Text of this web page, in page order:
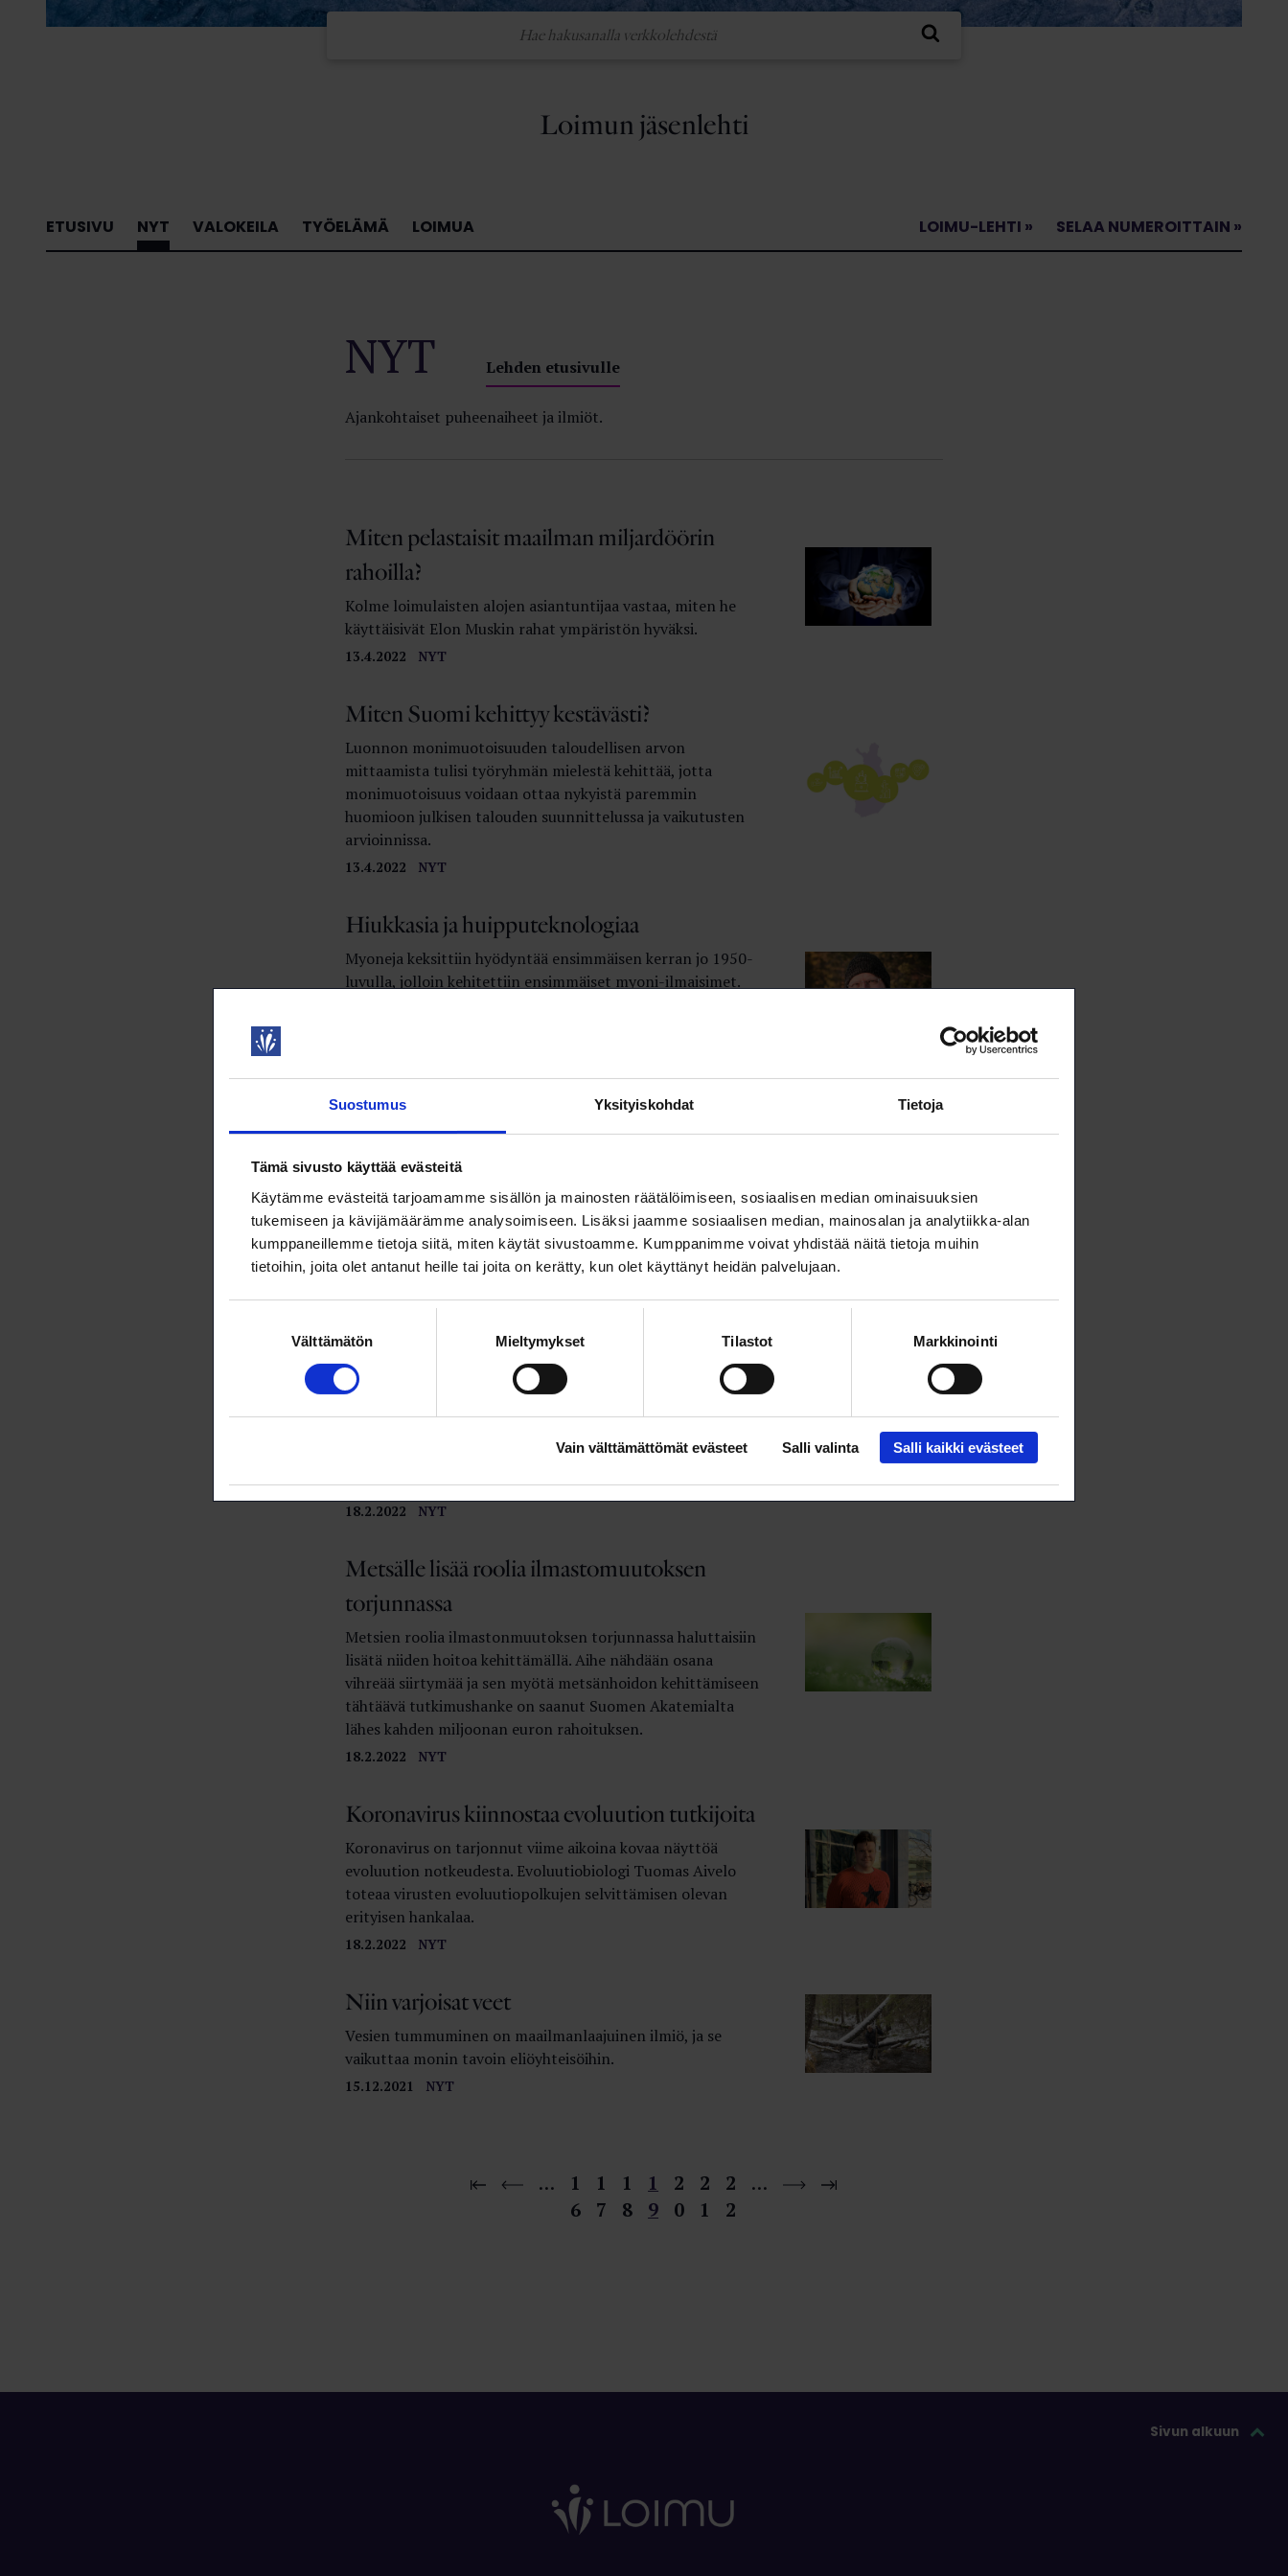
Suostumus Yksityiskohdat Tietoja
Tämä sivusto käyttää evästeitä
Käytämme evästeitä tarjoamamme sisällön ja mainosten räätälöimiseen, sosiaalisen median ominaisuuksien
tukemiseen ja kävijämäärämme analysoimiseen. Lisäksi jaamme sosiaalisen median, mainosalan ja analytiikka-alan
kumppaneillemme tietoja siitä, miten käytät sivustoamme. Kumppanimme voivat yhdistää näitä tietoja muihin
tietoihin, joita olet antanut heille tai joita on kerätty, kun olet käyttänyt heidän palvelujaan.
Välttämätön Mieltymykset Tilastot Markkinointi
Vain välttämättömät evästeet Salli valinta Salli kaikki evästeet
Loimun jäsenlehti
ETUSIVU NYT VALOKEILA TYÖELÄMÄ LOIMUA LOIMU-LEHTI » SELAA NUMEROITTAIN »
NYT Lehden etusivulle
Ajankohtaiset puheenaiheet ja ilmiöt.
13.4.2022 NYT
Miten pelastaisit maailman miljardöörin
rahoilla?
Kolme loimulaisten alojen asiantuntijaa vastaa, miten he
käyttäisivät Elon Muskin rahat ympäristön hyväksi.
13.4.2022 NYT
Miten Suomi kehittyy kestävästi?
Luonnon monimuotoisuuden taloudellisen arvon
mittaamista tulisi työryhmän mielestä kehittää, jotta
monimuotoisuus voidaan ottaa nykyistä paremmin
huomioon julkisen talouden suunnittelussa ja vaikutusten
arvioinnissa.
18.2.2022 NYT
Hiukkasia ja huipputeknologiaa
Myoneja keksittiin hyödyntää ensimmäisen kerran jo 1950-
luvulla, jolloin kehitettiin ensimmäiset myoni-ilmaisimet.
18.2.2022 NYT
Mistä Loimu sai alkunsa?
Edunvalvonnan vahvistaminen, jäsenpalveluiden
kehittäminen ja vanhat liittorajat ylittävä yhteisöllisyys
olivat kaikkien yhteisiä tavoitteita, kun nyt 5 vuotta
täyttäneen Loimun perustamista suunniteltiin.
18.2.2022 NYT
tuottamaan haluttuja aineita
Synteettinen biologia tarjoaa omat välineensä
kiertotalouden ja kestävän kehityksen ratkaisuihin. Alan
kehitystä on vauhditettu Suomessa noin kymmenen vuotta
ohjelmalla.
18.2.2022 NYT
Metsälle lisää roolia ilmastomuutoksen
torjunnassa
Metsien roolia ilmastonmuutoksen torjunnassa haluttaisiin
lisätä niiden hoitoa kehittämällä. Aihe nähdään osana
vihreää siirtymää ja sen myötä metsänhoidon kehittämiseen
tähtäävä tutkimushanke on saanut Suomen Akatemialta
lähes kahden miljoonan euron rahoituksen.
18.2.2022 NYT
Koronavirus kiinnostaa evoluution tutkijoita
Koronavirus on tarjonnut viime aikoina kovaa näyttöä
evoluution notkeudesta. Evoluutio­biologi Tuomas Aivelo
toteaa virusten evoluutiopolkujen selvittämisen olevan
erityisen hankalaa.
15.12.2021 NYT
Niin varjoisat veet
Vesien tummuminen on maailmanlaajuinen ilmiö, ja se
vaikuttaa monin tavoin eliöyhteisöihin.
…
1
6
1
7
1
8
1
9
2
0
2
1
2
2
…
Sivun alkuun